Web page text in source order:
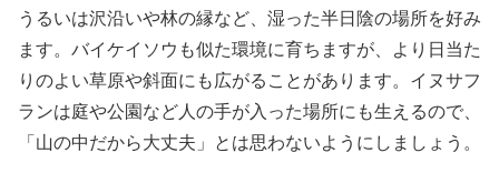
うるいは沢沿いや林の縁など、湿った半日陰の場所を好み
ます。バイケイソウも似た環境に育ちますが、より日当た
りのよい草原や斜面にも広がることがあります。イヌサフ
ランは庭や公園など人の手が入った場所にも生えるので、
「山の中だから大丈夫」とは思わないようにしましょう。